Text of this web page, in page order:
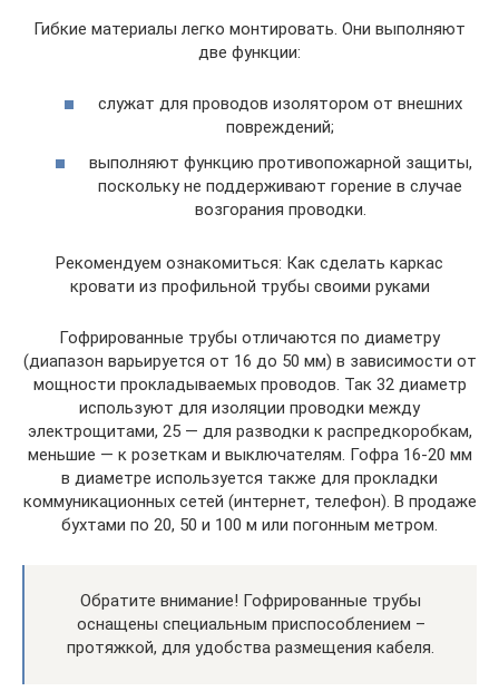
Гибкие материалы легко монтировать. Они выполняют
две функции:
служат для проводов изолятором от внешних
повреждений;
выполняют функцию противопожарной защиты,
поскольку не поддерживают горение в случае
возгорания проводки.
Рекомендуем ознакомиться: Как сделать каркас
кровати из профильной трубы своими руками
Гофрированные трубы отличаются по диаметру
(диапазон варьируется от 16 до 50 мм) в зависимости от
мощности прокладываемых проводов. Так 32 диаметр
используют для изоляции проводки между
электрощитами, 25 — для разводки к распредкоробкам,
меньшие — к розеткам и выключателям. Гофра 16-20 мм
в диаметре используется также для прокладки
коммуникационных сетей (интернет, телефон). В продаже
бухтами по 20, 50 и 100 м или погонным метром.
Обратите внимание! Гофрированные трубы
оснащены специальным приспособлением –
протяжкой, для удобства размещения кабеля.